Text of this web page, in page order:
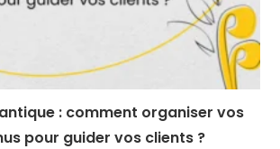
: comment organiser vos
pour guider vos clients ?